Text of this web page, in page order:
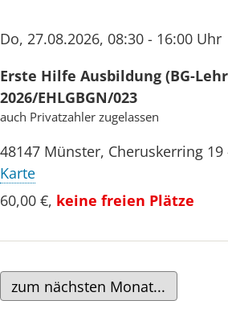
Do, 27.08.2026, 08:30 - 16:00 Uhr
Erste Hilfe Ausbildung (BG-
2026/EHLGBGN/023
auch Privatzahler zugelassen
48147 Münster, Cheruskerring 19
Karte
60,00 €, keine freien Plätze
zum nächsten Monat...